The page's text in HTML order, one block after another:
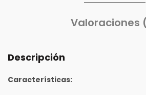
Valoraciones
Descripción
Características: